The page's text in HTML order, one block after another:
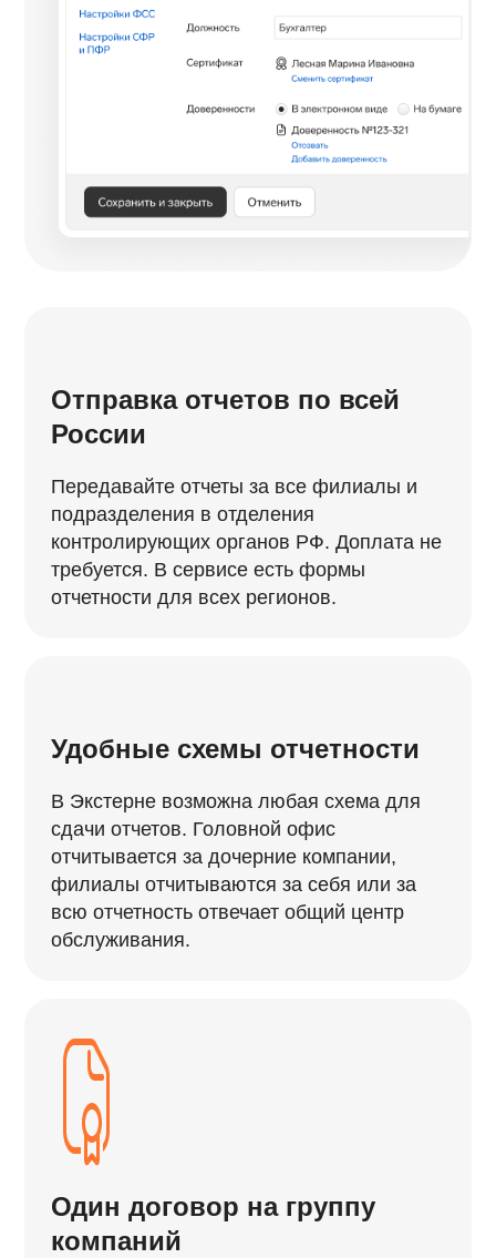
Отправка отчетов по всей
России
Передавайте отчеты за все филиалы и
подразделения в отделения
контролирующих органов РФ. Доплата не
требуется. В сервисе есть формы
отчетности для всех регионов.
Удобные схемы отчетности
В Экстерне возможна любая схема для
сдачи отчетов. Головной офис
отчитывается за дочерние компании,
филиалы отчитываются за себя или за
всю отчетность отвечает общий центр
обслуживания.
Один договор на группу
компаний